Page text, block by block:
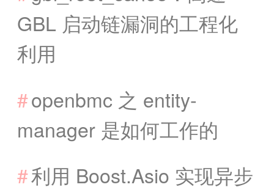
GBL 启动链漏洞的工程化
利用
openbmc 之 entity-
manager 是如何工作的
利用 Boost.Asio 实现异步